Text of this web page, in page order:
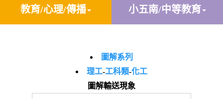
教育/心理/傳播 小五南/中等教育
圖解系列
理工-工科類-化工
圖解輸送現象